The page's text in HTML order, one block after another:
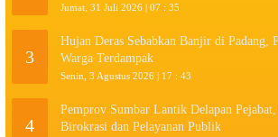
Jumat, 31 Juli 2026 | 07 : 35
3
Hujan Deras Sebabkan Banjir di Padang,
Warga Terdampak
Senin, 3 Agustus 2026 | 17 : 43
4
Pemprov Sumbar Lantik Delapan
Birokrasi dan Pelayanan Publik